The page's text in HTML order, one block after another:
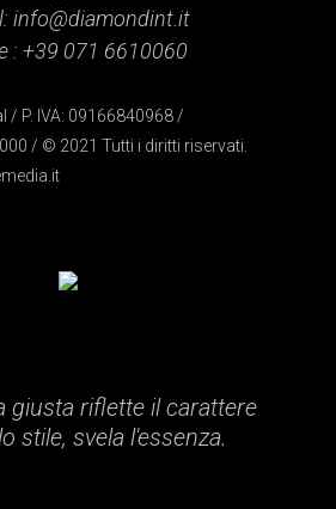
info@diamondint.it
: +39 071 6610060
/ P. IVA: 09166840968 /
/ © 2021 Tutti i diritti riservati.
giusta riflette il carattere
stile, svela l'essenza.